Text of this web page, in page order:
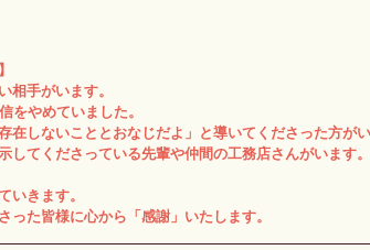
相手がいます。
をやめていました。
在しないこととおなじだよ」と導いてくださった方がい
してくださっている先輩や仲間の工務店さんがいます。
いきます。
った皆様に心から「感謝」いたします。